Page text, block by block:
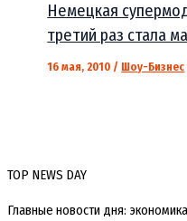
Немецкая
третий раз стала
16 мая, 2010 / Шоу-Бизнес
TOP NEWS DAY
Главные новости дня: